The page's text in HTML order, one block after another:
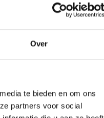
Over
te bieden en om ons
partners voor social